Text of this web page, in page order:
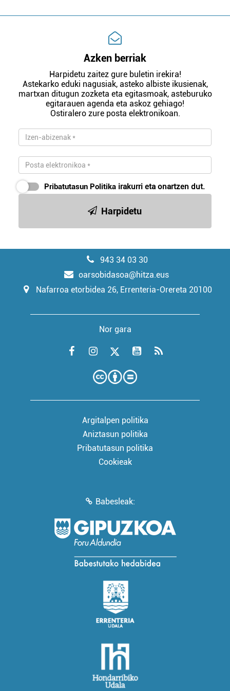
Azken berriak
Harpidetu zaitez gure buletin irekira!
Astekarko eduki nagusiak, asteko albiste ikusienak,
martxan ditugun zozketa eta egitasmoak, asteburuko
egitarauen agenda eta askoz gehiago!
Ostiralero zure posta elektronikoan.
Pribatutasun Politika irakurri eta onartzen dut.
Harpidetu
943 34 03 30
oarsobidasoa@hitza.eus
Nafarroa etorbidea 26, Errenteria-Orereta 20100
Nor gara
Argitalpen politika
Aniztasun politika
Pribatutasun politika
Cookieak
Babesleak: